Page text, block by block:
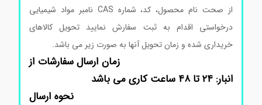
از صحت نام محصول، کد، شماره CAS نامبر مواد شیمیایی
درخواستی اقدام به ثبت سفارش نمایید تحویل کالاهای
خریداری شده و زمان تحویل آنها به صورت زیر می باشد.
زمان ارسال سفارشات از
انبار: ۲۴ تا ۴۸ ساعت کاری می باشد
نحوه ارسال